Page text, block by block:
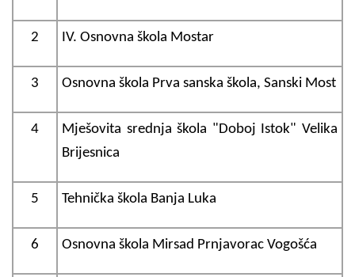
2 IV. Osnovna škola Mostar
3 Osnovna škola Prva sanska škola, Sanski Most
4
Mješovita srednja škola "Doboj Istok" Velika
Brijesnica
5 Tehnička škola Banja Luka
6 Osnovna škola Mirsad Prnjavorac Vogošća